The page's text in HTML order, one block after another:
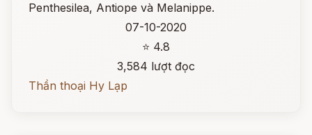
Penthesilea, Antiope và Melanippe.
07-10-2020
⭐ 4.8
3,584 lượt đọc
Thần thoại Hy Lạp